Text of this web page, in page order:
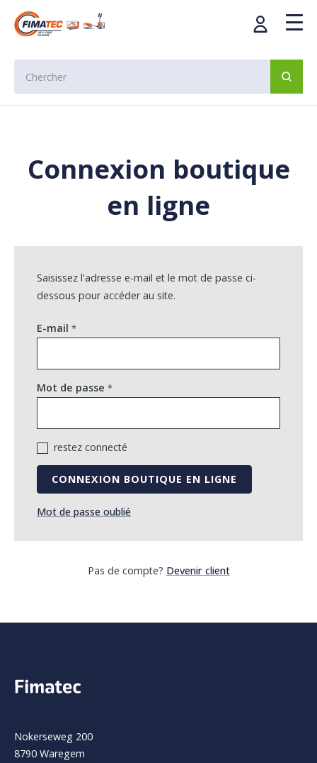
Connexion boutique
en ligne
Saisissez l'adresse e-mail et le mot de passe ci-
dessous pour accéder au site.
E-mail
Mot de passe
restez connecté
CONNEXION BOUTIQUE EN LIGNE
Mot de passe oublié
Pas de compte? Devenir client
Nokerseweg 200
8790 Waregem